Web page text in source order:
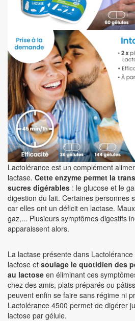
Lactolérance est un complément
lactase. Cette enzyme permet la
sucres digérables : le glucose et le
digestion du lait. Certaines personnes
car elles ont un déficit en lactase.
gaz,... Plusieurs symptômes digestifs
apparaissent alors.
La lactase présente dans
lactose et soulage le quotidien des
au lactose en éliminant ces
chez des amis, plats préparés ou
peuvent enfin se faire sans régime ni
Lactolérance 4500 permet de digérer
lactose par gélule.